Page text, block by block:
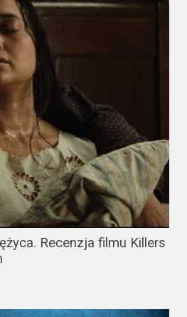
Recenzja filmu Killers